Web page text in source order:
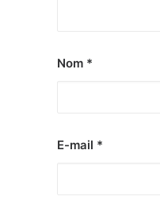
Nom *
E-mail *